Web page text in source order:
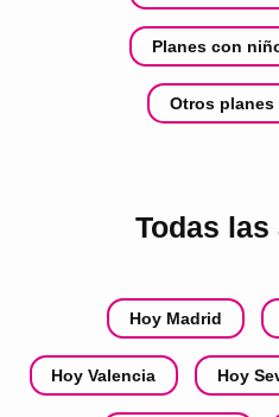
Planes con
Otros planes
Todas las
Hoy Madrid
Hoy Valencia Hoy